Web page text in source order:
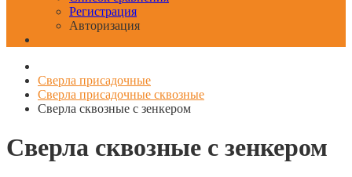
Регистрация
Авторизация
Сверла присадочные
Сверла присадочные сквозные
Сверла сквозные с зенкером
Сверла сквозные с зенкером